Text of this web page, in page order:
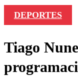
DEPORTES
Tiago